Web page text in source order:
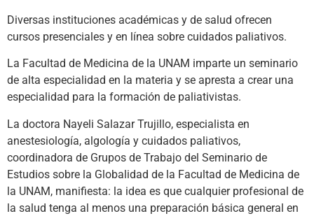
Diversas instituciones académicas y de salud ofrecen
cursos presenciales y en línea sobre cuidados paliativos.
La Facultad de Medicina de la UNAM imparte un seminario
de alta especialidad en la materia y se apresta a crear una
especialidad para la formación de paliativistas.
La doctora Nayeli Salazar Trujillo, especialista en
anestesiología, algología y cuidados paliativos,
coordinadora de Grupos de Trabajo del Seminario de
Estudios sobre la Globalidad de la Facultad de Medicina de
la UNAM, manifiesta: la idea es que cualquier profesional de
la salud tenga al menos una preparación básica general en